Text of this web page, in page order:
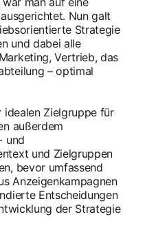
Nun galt
Strategie
und dabei alle
Vertrieb, das
– optimal
idealen Zielgruppe für
außerdem
und
und Zielgruppen
bevor umfassend
Anzeigenkampagnen
Entscheidungen
der Strategie